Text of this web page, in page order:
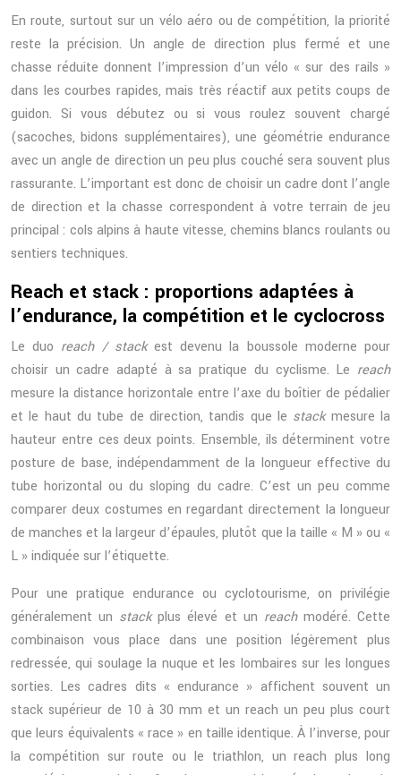
En route, surtout sur un vélo aéro ou de compétition, la priorité
reste la précision. Un angle de direction plus fermé et une
chasse réduite donnent l’impression d’un vélo « sur des rails »
dans les courbes rapides, mais très réactif aux petits coups de
guidon. Si vous débutez ou si vous roulez souvent chargé
(sacoches, bidons supplémentaires), une géométrie endurance
avec un angle de direction un peu plus couché sera souvent plus
rassurante. L’important est donc de choisir un cadre dont l’angle
de direction et la chasse correspondent à votre terrain de jeu
principal : cols alpins à haute vitesse, chemins blancs roulants ou
sentiers techniques.
Reach et stack : proportions adaptées à
l’endurance, la compétition et le cyclocross
Le duo reach / stackest devenu la boussole moderne pour
choisir un cadre adapté à sa pratique du cyclisme. Le reach
mesure la distance horizontale entre l’axe du boîtier de pédalier
et le haut du tube de direction, tandis que le stackmesure la
hauteur entre ces deux points. Ensemble, ils déterminent votre
posture de base, indépendamment de la longueur effective du
tube horizontal ou du sloping du cadre. C’est un peu comme
comparer deux costumes en regardant directement la longueur
de manches et la largeur d’épaules, plutôt que la taille « M » ou «
L » indiquée sur l’étiquette.
Pour une pratique endurance ou cyclotourisme, on privilégie
généralement un stackplus élevé et un reachmodéré. Cette
combinaison vous place dans une position légèrement plus
redressée, qui soulage la nuque et les lombaires sur les longues
sorties. Les cadres dits « endurance » affichent souvent un
stack supérieur de 10 à 30 mm et un reach un peu plus court
que leurs équivalents « race » en taille identique. À l’inverse, pour
la compétition sur route ou le triathlon, un reach plus long